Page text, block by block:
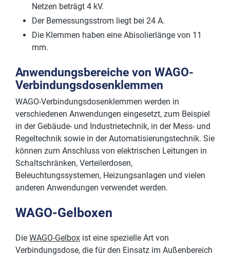
Netzen beträgt 4 kV.
Der Bemessungsstrom liegt bei 24 A.
Die Klemmen haben eine Abisolierlänge von 11
mm.
Anwendungsbereiche von WAGO-
Verbindungsdosenklemmen
WAGO-Verbindungsdosenklemmen werden in
verschiedenen Anwendungen eingesetzt, zum Beispiel
in der Gebäude- und Industrietechnik, in der Mess- und
Regeltechnik sowie in der Automatisierungstechnik. Sie
können zum Anschluss von elektrischen Leitungen in
Schaltschränken, Verteilerdosen,
Beleuchtungssystemen, Heizungsanlagen und vielen
anderen Anwendungen verwendet werden.
WAGO-Gelboxen
Die WAGO-Gelbox ist eine spezielle Art von
Verbindungsdose, die für den Einsatz im Außenbereich